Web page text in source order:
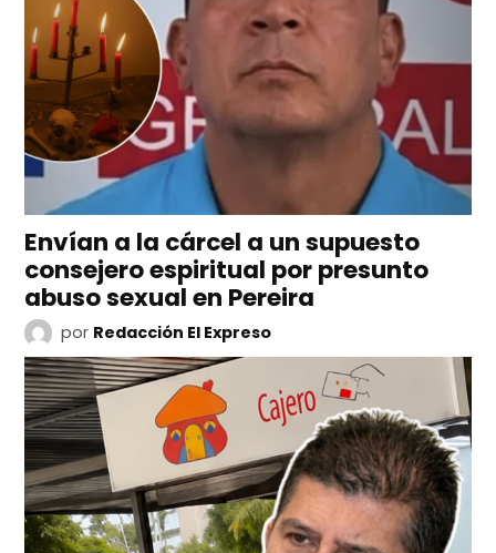
Envían a la cárcel a un supuesto
consejero espiritual por presunto
abuso sexual en Pereira
por Redacción El Expreso